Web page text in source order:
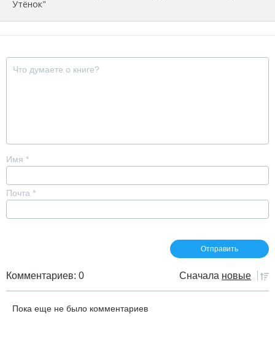
Утёнок"
Имя *
Почта *
Комментариев: 0 Сначала новые
Пока еще не было комментариев